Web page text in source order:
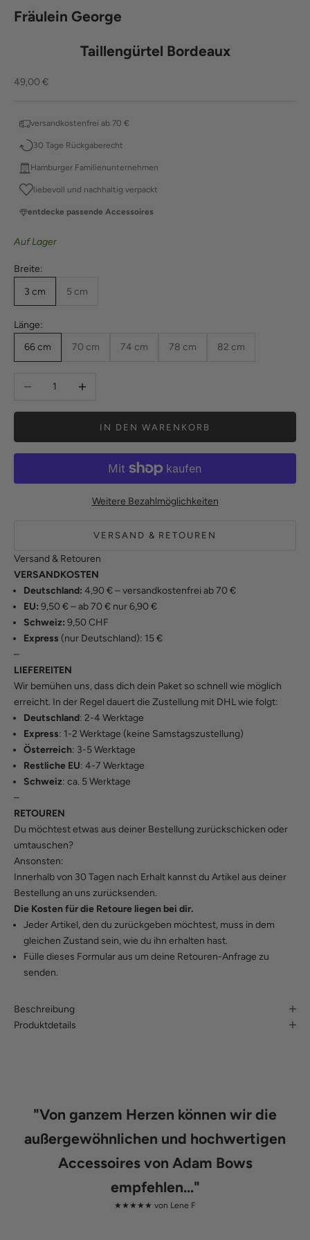
Fräulein George
Taillengürtel Bordeaux
Angebot
49,00 €
versandkostenfrei ab 70 €
30 Tage Rückgaberecht
Hamburger Familienunternehmen
liebevoll und nachhaltig verpackt
entdecke passende Accessoires
Auf Lager
Breite:
3 cm
5 cm
Länge:
66 cm
70 cm 74 cm 78 cm 82 cm
Anzahl verringernAnzahl erhöhen
IN DEN WARENKORB
Weitere Bezahlmöglichkeiten
VERSAND & RETOUREN
Versand & Retouren
VERSANDKOSTEN
Deutschland: 4,90 € – versandkostenfrei ab 70 €
EU: 9,50 € – ab 70 € nur 6,90 €
Schweiz: 9,50 CHF
Express (nur Deutschland): 15 €
–
LIEFEREITEN
Wir bemühen uns, dass dich dein Paket so schnell wie möglich
erreicht. In der Regel dauert die Zustellung mit DHL wie folgt:
Deutschland: 2-4 Werktage
Express: 1-2 Werktage (keine Samstagszustellung)
Österreich: 3-5 Werktage
Restliche EU: 4-7 Werktage
Schweiz: ca. 5 Werktage
–
RETOUREN
Du möchtest etwas aus deiner Bestellung zurückschicken oder
umtauschen?
Ansonsten:
Innerhalb von 30 Tagen nach Erhalt kannst du Artikel aus deiner
Bestellung an uns zurücksenden.
Die Kosten für die Retoure liegen bei dir.
Jeder Artikel, den du zurückgeben möchtest, muss in dem
gleichen Zustand sein, wie du ihn erhalten hast.
Fülle dieses Formularaus um deine Retouren-Anfrage zu
senden.
Beschreibung
Produktdetails
"Von ganzem Herzen können wir die
außergewöhnlichen und hochwertigen
Accessoires von Adam Bows
empfehlen..."
★★★★★ von Lene F